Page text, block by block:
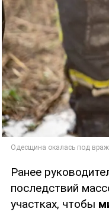
Ранее
последствий
участках, чтобы